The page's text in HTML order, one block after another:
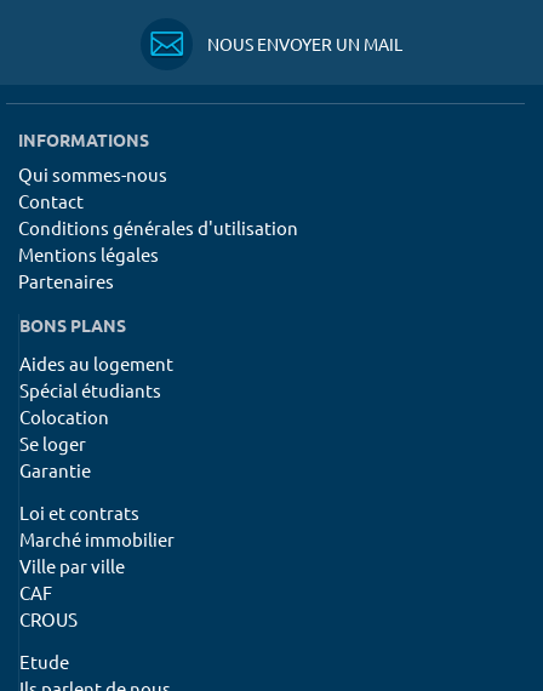
NOUS ENVOYER UN MAIL
INFORMATIONS
Qui sommes-nous
Contact
Conditions générales d'utilisation
Mentions légales
Partenaires
BONS PLANS
Aides au logement
Spécial étudiants
Colocation
Se loger
Garantie
Loi et contrats
Marché immobilier
Ville par ville
CAF
CROUS
Etude